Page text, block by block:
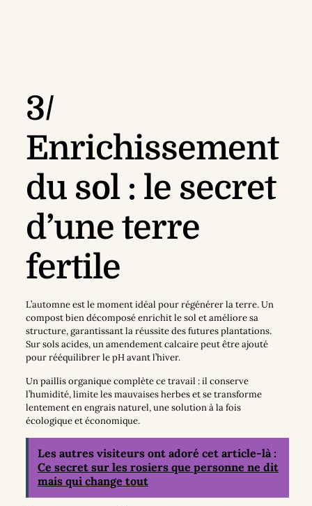
3/
Enrichissement
du sol : le secret
d’une terre
fertile
L’automne est le moment idéal pour régénérer la terre. Un
compost bien décomposé enrichit le sol et améliore sa
structure, garantissant la réussite des futures plantations.
Sur sols acides, un amendement calcaire peut être ajouté
pour rééquilibrer le pH avant l’hiver.
Un paillis organique complète ce travail : il conserve
l’humidité, limite les mauvaises herbes et se transforme
lentement en engrais naturel, une solution à la fois
écologique et économique.
Les autres visiteurs ont adoré cet article-là :
Ce secret sur les rosiers que personne ne dit
mais qui change tout